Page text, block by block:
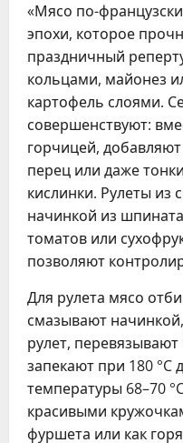
«Мясо по-
эпохи, которое
праздничный
кольцами, майонез
картофель слоями.
совершенствуют:
горчицей,
перец или даже
кислинки. Рулеты из
начинкой из
томатов или
позволяют
Для рулета мясо
смазывают
рулет,
запекают при 180 °C
температуры 68–70
красивыми
фуршета или как